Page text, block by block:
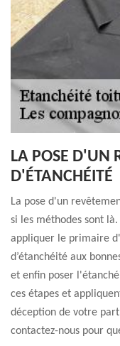
LA POSE D'UN
D'ÉTANCHÉITÉ
La pose d'un
si les méthodes sont
appliquer le primaire
d’étanchéité aux
et enfin poser
ces étapes et
déception de votre
contactez-nous pour